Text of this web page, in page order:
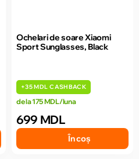
Ochelari de soare Xiaomi
Sport Sunglasses, Black
+35 MDL CASHBACK
de la 175 MDL/luna
699 MDL
În coș